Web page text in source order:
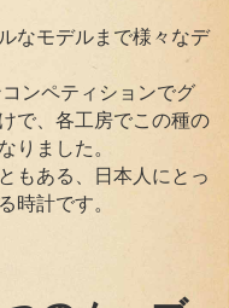
なモデルまで様々なデ
ンペティションでグ
で、各工房でこの種の
りました。
もある、日本人にとっ
時計です。